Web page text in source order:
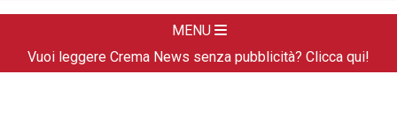
MENU
APPUNTAMENTI
Vuoi leggere Crema News senza pubblicità? Clicca qui!